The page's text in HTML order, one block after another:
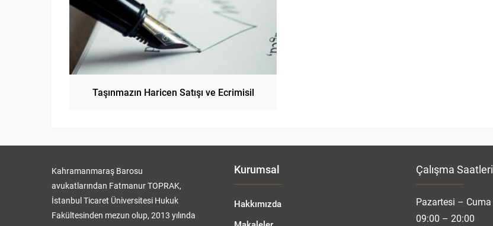
Taşınmazın Haricen Satışı ve Ecrimisil
Kahramanmaraş Barosu
avukatlarından Fatmanur TOPRAK,
İstanbul Ticaret Üniversitesi Hukuk
Fakültesinden mezun olup, 2013 yılında
Kurumsal
Hakkımızda
Çalışma Saatleri
Pazartesi – Cuma
09:00 – 20:00